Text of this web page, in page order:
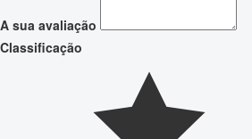
A sua avaliação
Classificação